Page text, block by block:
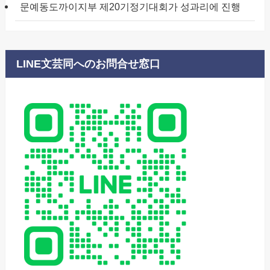
문예동도까이지부 제20기정기대회가 성과리에 진행
LINE文芸同へのお問合せ窓口